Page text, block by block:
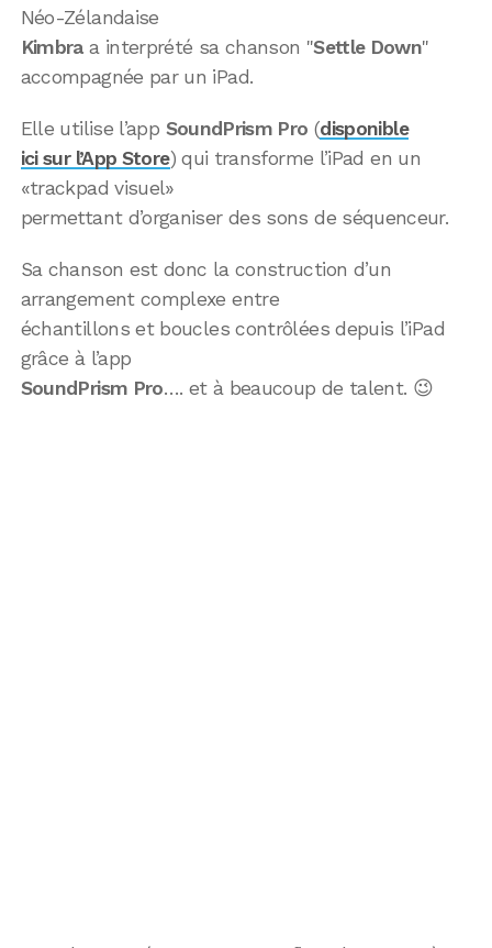
Néo-Zélandaise
Kimbraa interprété sa chanson "Settle Down"
accompagnée par un iPad.
Elle utilise l’app SoundPrism Pro (disponible
ici sur l’App Store) qui transforme l’iPad en un
«trackpad visuel»
permettant d’organiser des sons de séquenceur.
Sa chanson est donc la construction d’un
arrangement complexe entre
échantillons et boucles contrôlées depuis l’iPad
grâce à l’app
SoundPrism Pro…. et à beaucoup de talent. 😉